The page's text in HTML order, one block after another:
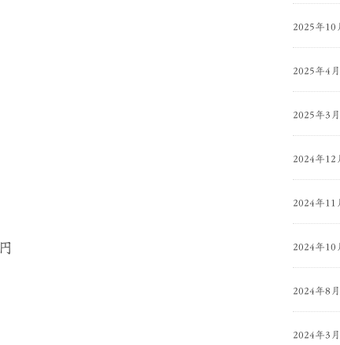
2025年10
2025年4月
2025年3月
2024年12
2024年11
2024年10
2024年8月
2024年3月